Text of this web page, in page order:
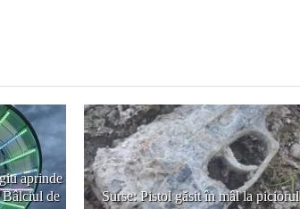
aprinde
Bâlciul de
Surse: Pistol găsit în mâl la piciorul